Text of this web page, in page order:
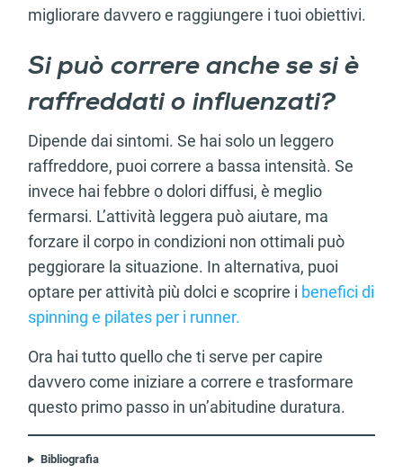
migliorare davvero e raggiungere i tuoi obiettivi.
Si può correre anche se si è
raffreddati o influenzati?
Dipende dai sintomi. Se hai solo un leggero
raffreddore, puoi correre a bassa intensità. Se
invece hai febbre o dolori diffusi, è meglio
fermarsi. L’attività leggera può aiutare, ma
forzare il corpo in condizioni non ottimali può
peggiorare la situazione. In alternativa, puoi
optare per attività più dolci e scoprire i benefici di
spinning e pilates per i runner.
Ora hai tutto quello che ti serve per capire
davvero come iniziare a correre e trasformare
questo primo passo in un’abitudine duratura.
Bibliografia